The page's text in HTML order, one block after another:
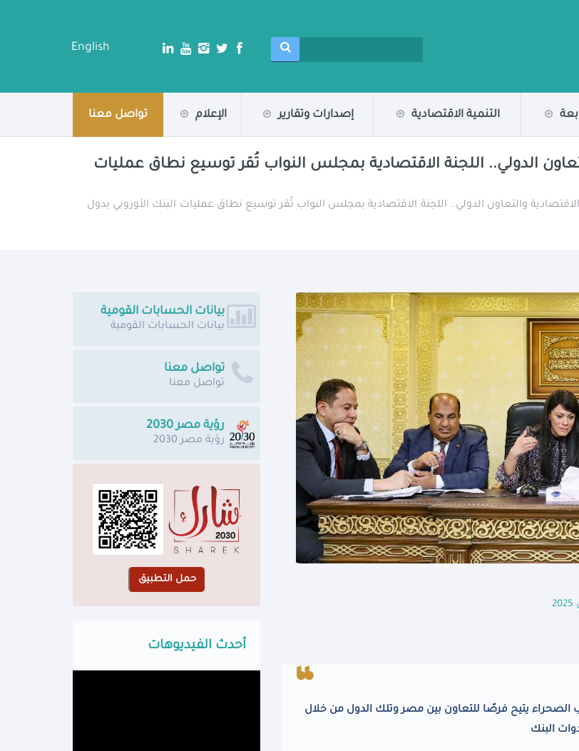
English
التنمية الاقتصادية إصدارات وتقارير الإعلام تواصل معنا
الدولي.. اللجنة الاقتصادية بمجلس النواب تُقر توسيع نطاق عمليات
والتعاون الدولي.. اللجنة الاقتصادية بمجلس النواب تُقر توسيع نطاق عمليات البنك الأوروبي بدول
الصحراء يتيح فرصًا للتعاون بين مصر وتلك الدول من خلال
البنك
بيانات الحسابات القومية
بيانات الحسابات القومية
تواصل معنا
تواصل معنا
رؤية مصر 2030
رؤية مصر 2030
أحدث الفيديوهات